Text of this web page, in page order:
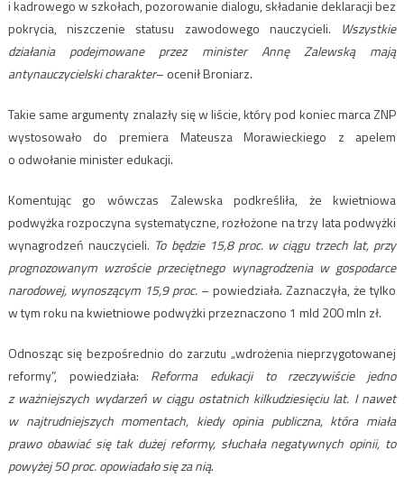
i kadrowego w szkołach, pozorowanie dialogu, składanie deklaracji bez
pokrycia, niszczenie statusu zawodowego nauczycieli. Wszystkie
działania podejmowane przez minister Annę Zalewską mają
antynauczycielski charakter– ocenił Broniarz.
Takie same argumenty znalazły się w liście, który pod koniec marca ZNP
wystosowało do premiera Mateusza Morawieckiego z apelem
o odwołanie minister edukacji.
Komentując go wówczas Zalewska podkreśliła, że kwietniowa
podwyżka rozpoczyna systematyczne, rozłożone na trzy lata podwyżki
wynagrodzeń nauczycieli. To będzie 15,8 proc. w ciągu trzech lat, przy
prognozowanym wzroście przeciętnego wynagrodzenia w gospodarce
narodowej, wynoszącym 15,9 proc. – powiedziała. Zaznaczyła, że tylko
w tym roku na kwietniowe podwyżki przeznaczono 1 mld 200 mln zł.
Odnosząc się bezpośrednio do zarzutu „wdrożenia nieprzygotowanej
reformy”, powiedziała: Reforma edukacji to rzeczywiście jedno
z ważniejszych wydarzeń w ciągu ostatnich kilkudziesięciu lat. I nawet
w najtrudniejszych momentach, kiedy opinia publiczna, która miała
prawo obawiać się tak dużej reformy, słuchała negatywnych opinii, to
powyżej 50 proc. opowiadało się za nią.